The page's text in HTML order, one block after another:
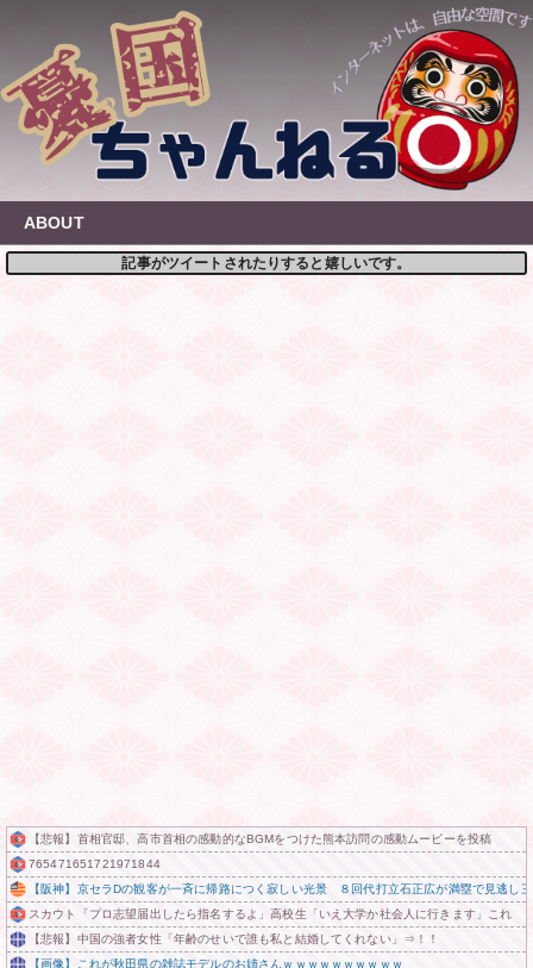
content
ABOUT
記事がツイートされたりすると嬉しいです。
【悲報】首相官邸、高市首相の感動的なBGMをつけた熊本訪問の感動ムービーを投稿
765471651721971844
【阪神】京セラDの観客が一斉に帰路につく寂しい光景 ８回代打立石正広が満塁で見逃し
スカウト「プロ志望届出したら指名するよ」高校生「いえ大学か社会人に行きます」これ
【悲報】中国の強者女性「年齢のせいで誰も私と結婚してくれない」⇒！！
【画像】これが秋田県の雑誌モデルのお姉さんｗｗｗｗｗｗｗｗｗｗ